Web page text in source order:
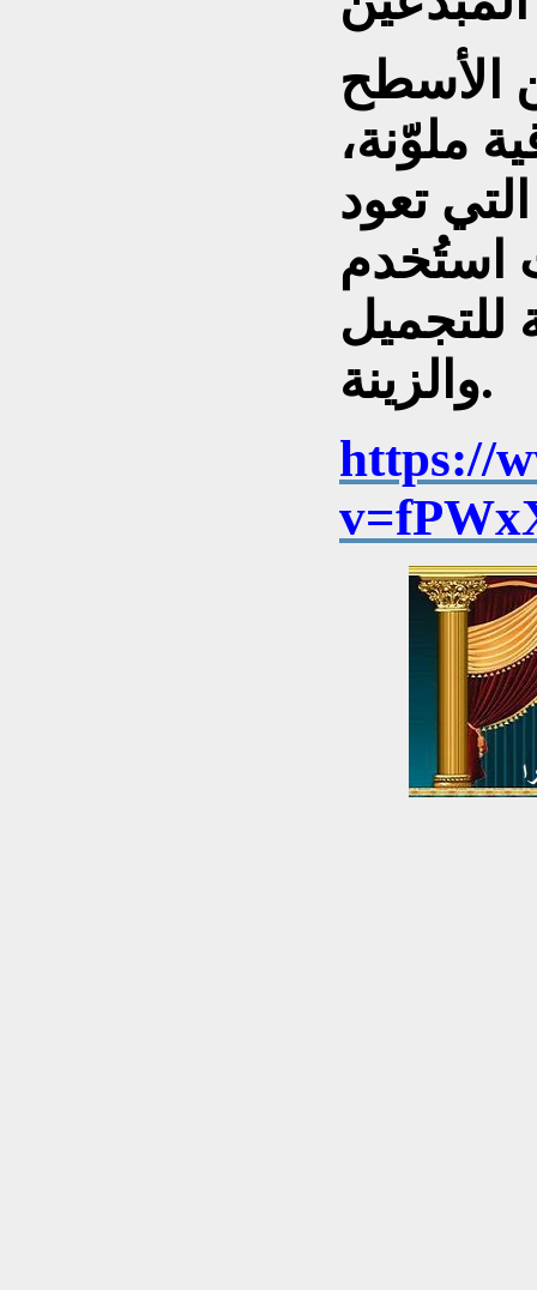
الأسطح
ملوّنة،
تعود
استُخدم
للتجميل
والزينة.
https://